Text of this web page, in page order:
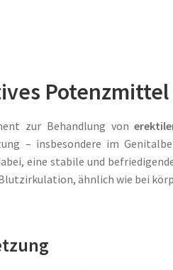
zur Behandlung von
– insbesondere im
eine stabile und
ähnlich wie bei